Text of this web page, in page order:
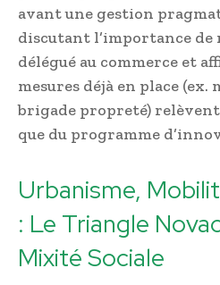
avant une gestion
discutant l’importance
délégué au commerce et
mesures déjà en place
brigade propreté)
que du programme
Urbanisme,
: Le Triangle
Mixité Sociale